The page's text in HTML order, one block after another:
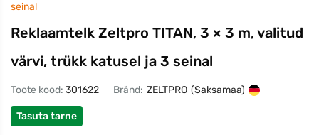
seinal
Reklaamtelk Zeltpro TITAN, 3 × 3 m, valitud
värvi, trükk katusel ja 3 seinal
Toote kood: 301622 Bränd: ZELTPRO (Saksamaa)
Tasuta tarne